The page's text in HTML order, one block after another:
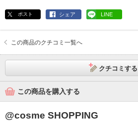
ポスト シェア LINE
この商品のクチコミ一覧へ
クチコミする
この商品を購入する
@cosme SHOPPING